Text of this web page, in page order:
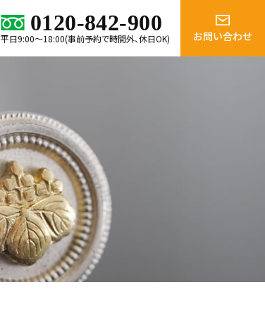
0120-842-900
平日9:00～18:00(事前予約で時間外、休日OK) お問い合わせ